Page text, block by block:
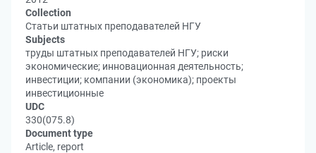
Collection
Статьи штатных преподавателей НГУ
Subjects
труды штатных преподавателей НГУ; риски
экономические; инновационная деятельность;
инвестиции; компании (экономика); проекты
инвестиционные
UDC
330(075.8)
Document type
Article, report